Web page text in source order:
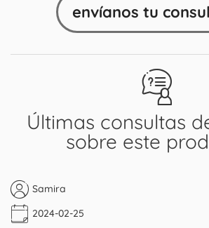
Últimas consultas
sobre este
Samira
2024-02-25
envíanos tu